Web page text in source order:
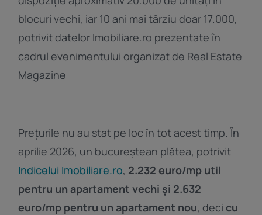
blocuri vechi, iar 10 ani mai târziu doar 17.000,
potrivit datelor Imobiliare.ro prezentate în
cadrul evenimentului organizat de Real Estate
Magazine
Prețurile nu au stat pe loc în tot acest timp. În
aprilie 2026, un bucureștean plătea, potrivit
Indicelui Imobiliare.ro, 2.232 euro/mp util
pentru un apartament vechi și 2.632
euro/mp pentru un apartament nou, deci cu